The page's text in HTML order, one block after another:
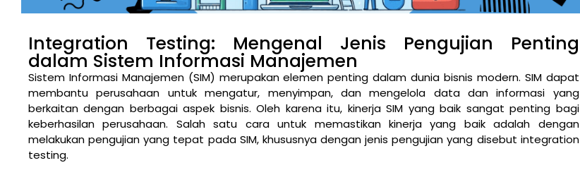
Integration Testing: Mengenal Jenis Pengujian Penting
dalam Sistem Informasi Manajemen
Sistem Informasi Manajemen (SIM) merupakan elemen penting dalam dunia bisnis modern. SIM dapat
membantu perusahaan untuk mengatur, menyimpan, dan mengelola data dan informasi yang
berkaitan dengan berbagai aspek bisnis. Oleh karena itu, kinerja SIM yang baik sangat penting bagi
keberhasilan perusahaan. Salah satu cara untuk memastikan kinerja yang baik adalah dengan
melakukan pengujian yang tepat pada SIM, khususnya dengan jenis pengujian yang disebut integration
testing.